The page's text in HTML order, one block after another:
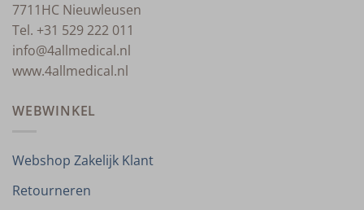
7711HC Nieuwleusen
Tel. +31 529 222 011
info@4allmedical.nl
www.4allmedical.nl
WEBWINKEL
Webshop Zakelijk Klant
Retourneren